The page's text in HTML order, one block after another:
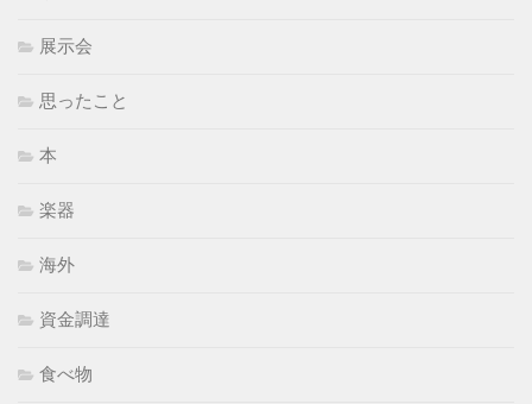
展示会
思ったこと
本
楽器
海外
資金調達
食べ物